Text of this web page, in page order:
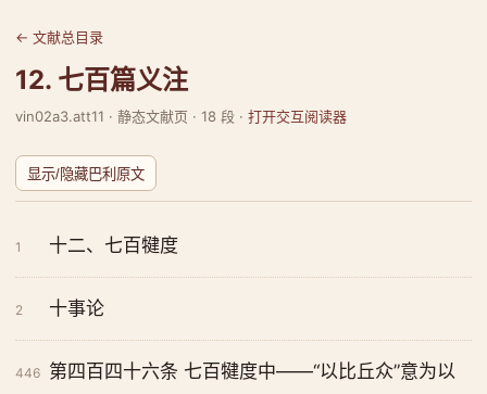
← 文献总目录
12. 七百篇义注
vin02a3.att11 · 静态文献页 · 18 段 · 打开交互阅读器
显示/隐藏巴利原文
1 十二、七百犍度
2 十事论
446 第四百四十六条 七百犍度中——“以比丘众”意为以